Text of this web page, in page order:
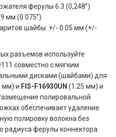
ферулы 6.3 (0,248”)
мм (0.075”)
шайбы: +/- 0.05 мм (+/-
разъемов используйте
совместно с мягким
дисками (шайбами) для
мм) и FIS-F16930UN (1.25 мм) и
полировальной
обеспечивает удаление
полировку волокна без
радиуса ферулы коннектора.